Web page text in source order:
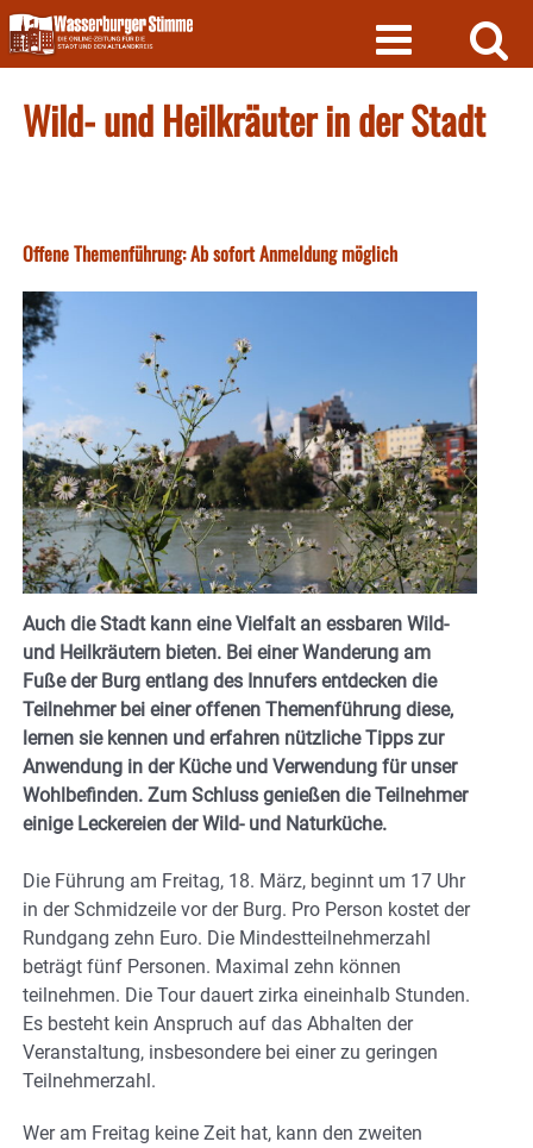
Skip
to
content
Wild- und Heilkräuter in der Stadt
Offene Themenführung: Ab sofort Anmeldung möglich
Auch die Stadt kann eine Vielfalt an essbaren Wild-
und Heilkräutern bieten. Bei einer Wanderung am
Fuße der Burg entlang des Innufers entdecken die
Teilnehmer bei einer offenen Themenführung diese,
lernen sie kennen und erfahren nützliche Tipps zur
Anwendung in der Küche und Verwendung für unser
Wohlbefinden. Zum Schluss genießen die Teilnehmer
einige Leckereien der Wild- und Naturküche.
Die Führung am Freitag, 18. März, beginnt um 17 Uhr
in der Schmidzeile vor der Burg. Pro Person kostet der
Rundgang zehn Euro. Die Mindestteilnehmerzahl
beträgt fünf Personen. Maximal zehn können
teilnehmen. Die Tour dauert zirka eineinhalb Stunden.
Es besteht kein Anspruch auf das Abhalten der
Veranstaltung, insbesondere bei einer zu geringen
Teilnehmerzahl.
Wer am Freitag keine Zeit hat, kann den zweiten